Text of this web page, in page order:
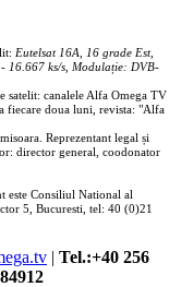
Eutelsat 16A, 16 grade Est,
16.667 ks/s, Modulație: DVB-
satelit: canalele Alfa Omega TV
fiecare doua luni, revista: "Alfa
Reprezentant legal și
director general, coodonator
este Consiliul National al
5, Bucuresti, tel: 40 (0)21
| Tel.:+40 256